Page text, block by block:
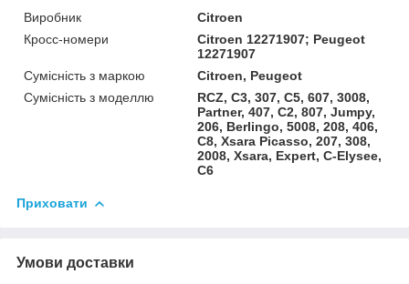
Виробник
Citroen
Кросс-номери
Citroen 12271907; Peugeot
12271907
Сумісність з маркою
Citroen, Peugeot
Сумісність з моделлю
RCZ, C3, 307, C5, 607, 3008,
Partner, 407, C2, 807, Jumpy,
206, Berlingo, 5008, 208, 406,
C8, Xsara Picasso, 207, 308,
2008, Xsara, Expert, C-Elysee,
C6
Приховати
Умови доставки